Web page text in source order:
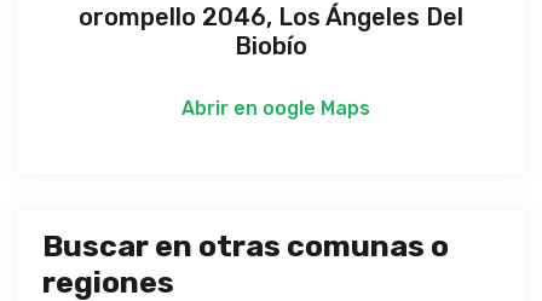
orompello 2046, Los Ángeles Del
Biobío
Abrir en oogle Maps
Buscar en otras comunas o
regiones